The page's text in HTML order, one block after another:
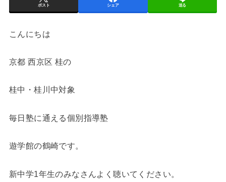
ポスト シェア 送る
こんにちは
京都 西京区 桂の
桂中・桂川中対象
毎日塾に通える個別指導塾
遊学館の鶴崎です。
新中学1年生のみなさんよく聴いてください。